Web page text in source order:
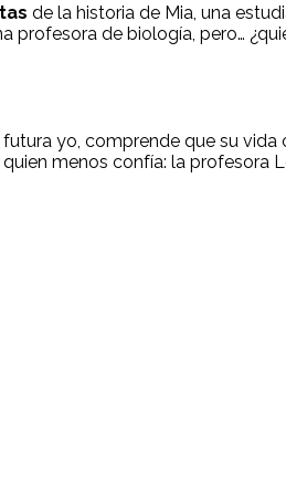
de la historia de Mia, una
profesora de biología, pero…
yo, comprende que su vida
menos confía: la profesora